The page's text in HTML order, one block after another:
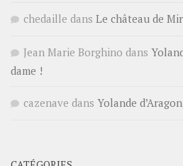
chedaille dans Le château de
Jean Marie Borghino dans
dame !
cazenave dans Yolande